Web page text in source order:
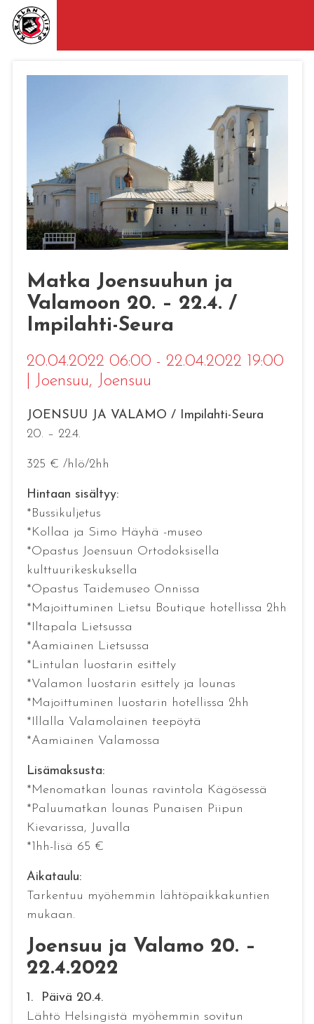
Matka Joensuuhun ja
Valamoon 20. – 22.4. /
Impilahti-Seura
20.04.2022 06:00 - 22.04.2022 19:00
Joensuu, Joensuu
JOENSUU JA VALAMO / Impilahti-Seura
20. – 22.4.
325 € /hlö/2hh
Hintaan sisältyy:
*Bussikuljetus
*Kollaa ja Simo Häyhä -museo
*Opastus Joensuun Ortodoksisella
kulttuurikeskuksella
*Opastus Taidemuseo Onnissa
*Majoittuminen Lietsu Boutique hotellissa 2hh
*Iltapala Lietsussa
*Aamiainen Lietsussa
*Lintulan luostarin esittely
*Valamon luostarin esittely ja lounas
*Majoittuminen luostarin hotellissa 2hh
*Illalla Valamolainen teepöytä
*Aamiainen Valamossa
Lisämaksusta:
*Menomatkan lounas ravintola Kägösessä
*Paluumatkan lounas Punaisen Piipun
Kievarissa, Juvalla
*1hh-lisä 65 €
Aikataulu:
Tarkentuu myöhemmin lähtöpaikkakuntien
mukaan.
Joensuu ja Valamo 20. –
22.4.2022
1. Päivä 20.4.
Lähtö Helsingistä myöhemmin sovitun